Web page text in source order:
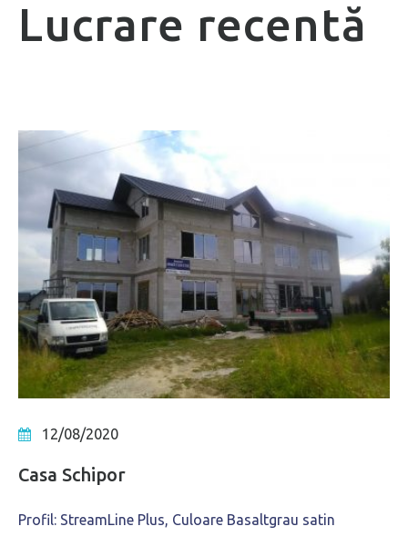
Lucrare recentă
12/08/2020
Casa Schipor
Profil: StreamLine Plus, Culoare Basaltgrau satin